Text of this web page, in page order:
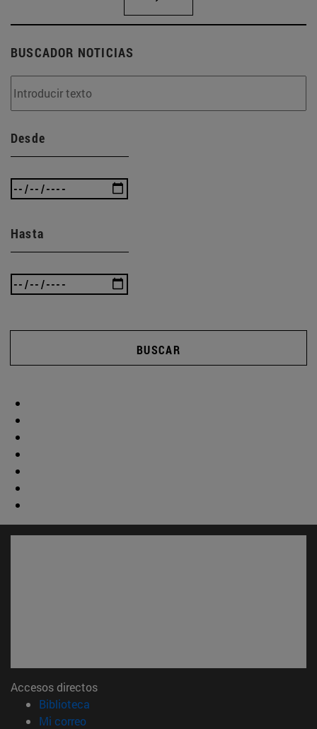
BUSCADOR NOTICIAS
Desde
Hasta
BUSCAR
Accesos directos
Biblioteca
Mi correo(abre en nueva ventana)